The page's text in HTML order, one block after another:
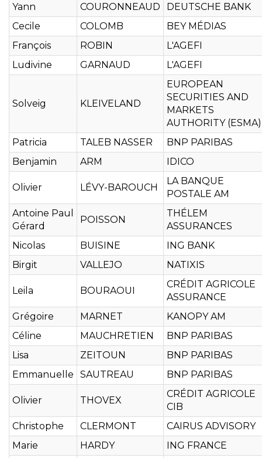
Yann
COURONNEAUD
DEUTSCHE BANK
Cecile
COLOMB
BEY MÉDIAS
François
ROBIN
L'AGEFI
Ludivine
GARNAUD L'AGEFI
Solveig KLEIVELAND
EUROPEAN
SECURITIES AND
MARKETS
AUTHORITY (ESMA)
Patricia
TALEB NASSER
BNP PARIBAS
Benjamin
ARM IDICO
Olivier LÉVY-BAROUCH
LA BANQUE
POSTALE AM
Antoine Paul
Gérard
POISSON
THÉLEM
ASSURANCES
Nicolas
BUISINE
ING BANK
Birgit
VALLEJO NATIXIS
Leila BOURAOUI
CRÉDIT AGRICOLE
ASSURANCE
Grégoire
MARNET
KANOPY AM
Céline
MAUCHRETIEN
BNP PARIBAS
Lisa
ZEITOUN
BNP PARIBAS
Emmanuelle
SAUTREAU BNP PARIBAS
Olivier THOVEX
CRÉDIT AGRICOLE
CIB
Christophe
CLERMONT
CAIRUS ADVISORY
Marie
HARDY
ING FRANCE